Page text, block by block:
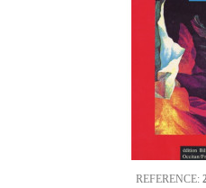
REFERENCE: